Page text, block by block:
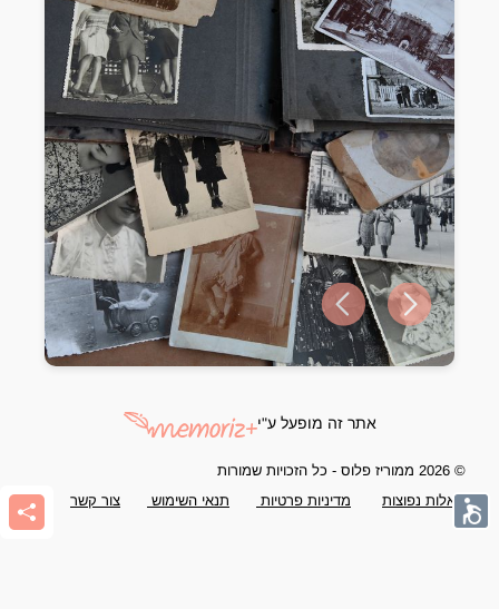
Previous slideNext slide
אתר זה מופעל ע"י
© 2026 ממוריז פלוס - כל הזכויות שמורות
שאלות נפוצות
מדיניות פרטיות תנאי השימוש צור קשר